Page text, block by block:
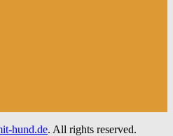
hund.de. All rights reserved.